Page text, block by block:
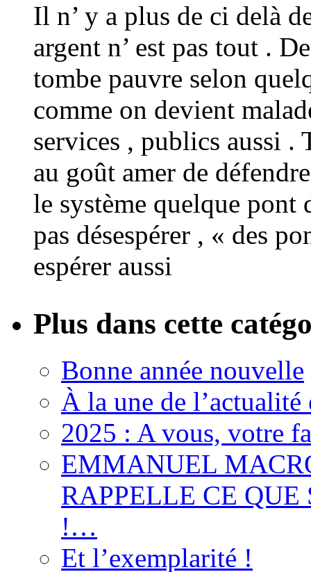
Il n’ y a plus de ci delà
argent n’ est pas tout .
tombe pauvre selon
comme on devient
services , publics aussi .
au goût amer de
le système quelque
pas désespérer , « des
espérer aussi
Plus dans cette
Bonne année nouvelle
À la une de
2025 : A vous, votre
EMMANUEL
RAPPELLE CE
!…
Et l’exemplarité !